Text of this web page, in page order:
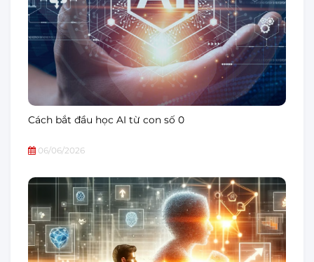
Cách bắt đầu học AI từ con số 0
06/06/2026